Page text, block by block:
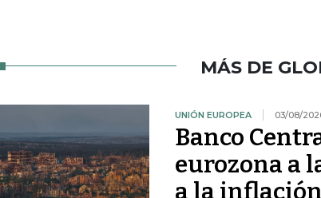
MÁS DE
UNIÓN EUROPEA 03/08/
Banco
eurozona a
a la inflación